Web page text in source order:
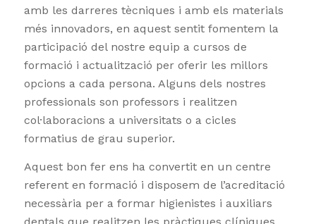
amb les darreres tècniques i amb els materials
més innovadors, en aquest sentit fomentem la
participació del nostre equip a cursos de
formació i actualització per oferir les millors
opcions a cada persona. Alguns dels nostres
professionals son professors i realitzen
col·laboracions a universitats o a cicles
formatius de grau superior.
Aquest bon fer ens ha convertit en un centre
referent en formació i disposem de l’acreditació
necessària per a formar higienistes i auxiliars